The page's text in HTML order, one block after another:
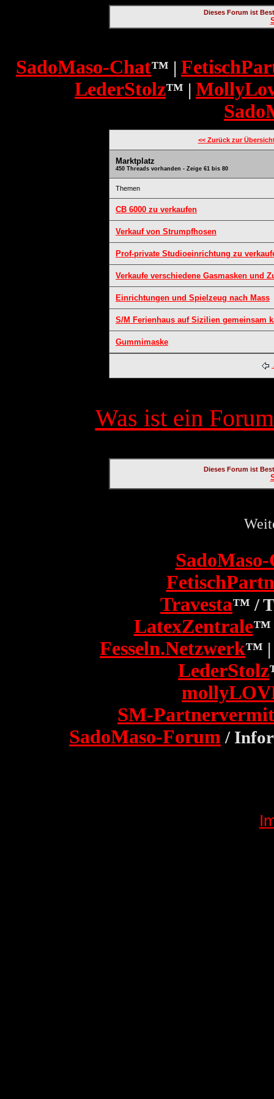
Dieses Forum ist
SadoMaso-Chat™ |
LederStolz™ |
<< Zurück zur
Marktplatz
450 Threads vorhanden - Zeige 61 bis 80
Themen
CB 6000 zu verkaufen
Verkauf von Strumpfhosen
Prof-private Studioeinrichtung zu
Verkaufe verschiedene Gasmasken und
Einrichtungen und Spielzeug nach Mass
S/M Ferienhaus auf Sizilien gemeinsam
Gummimaske
Was ist ein
Dieses Forum ist
Travesta™ /
LatexZentrale™
Fesseln.Netzwerk™ |
LederStolz
SM-
SadoMaso-Forum /